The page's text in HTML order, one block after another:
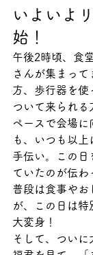
いよいよ
始！
午後2時頃、食
さんが集まって
方、歩行器を使
ついて来られる
ペースで会場に
も、いつも以
手伝い。この日
ていたのが伝わ
普段は食事やお
が、この日は特
大変身！
そして、つい